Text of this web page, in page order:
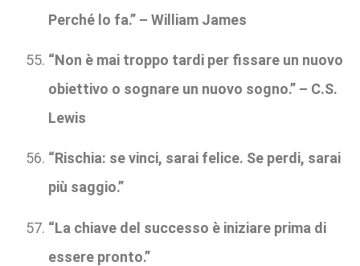
Perché lo fa.” – William James
“Non è mai troppo tardi per fissare un nuovo
obiettivo o sognare un nuovo sogno.” – C.S.
Lewis
“Rischia: se vinci, sarai felice. Se perdi, sarai
più saggio.”
“La chiave del successo è iniziare prima di
essere pronto.”